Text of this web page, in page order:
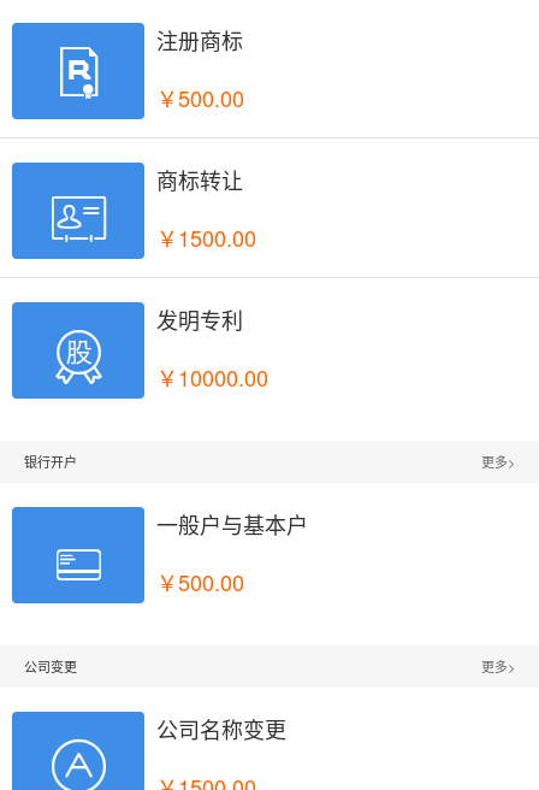

注册商标
￥500.00

商标转让
￥1500.00

发明专利
￥10000.00
银行开户 更多>

一般户与基本户
￥500.00
公司变更 更多>

公司名称变更